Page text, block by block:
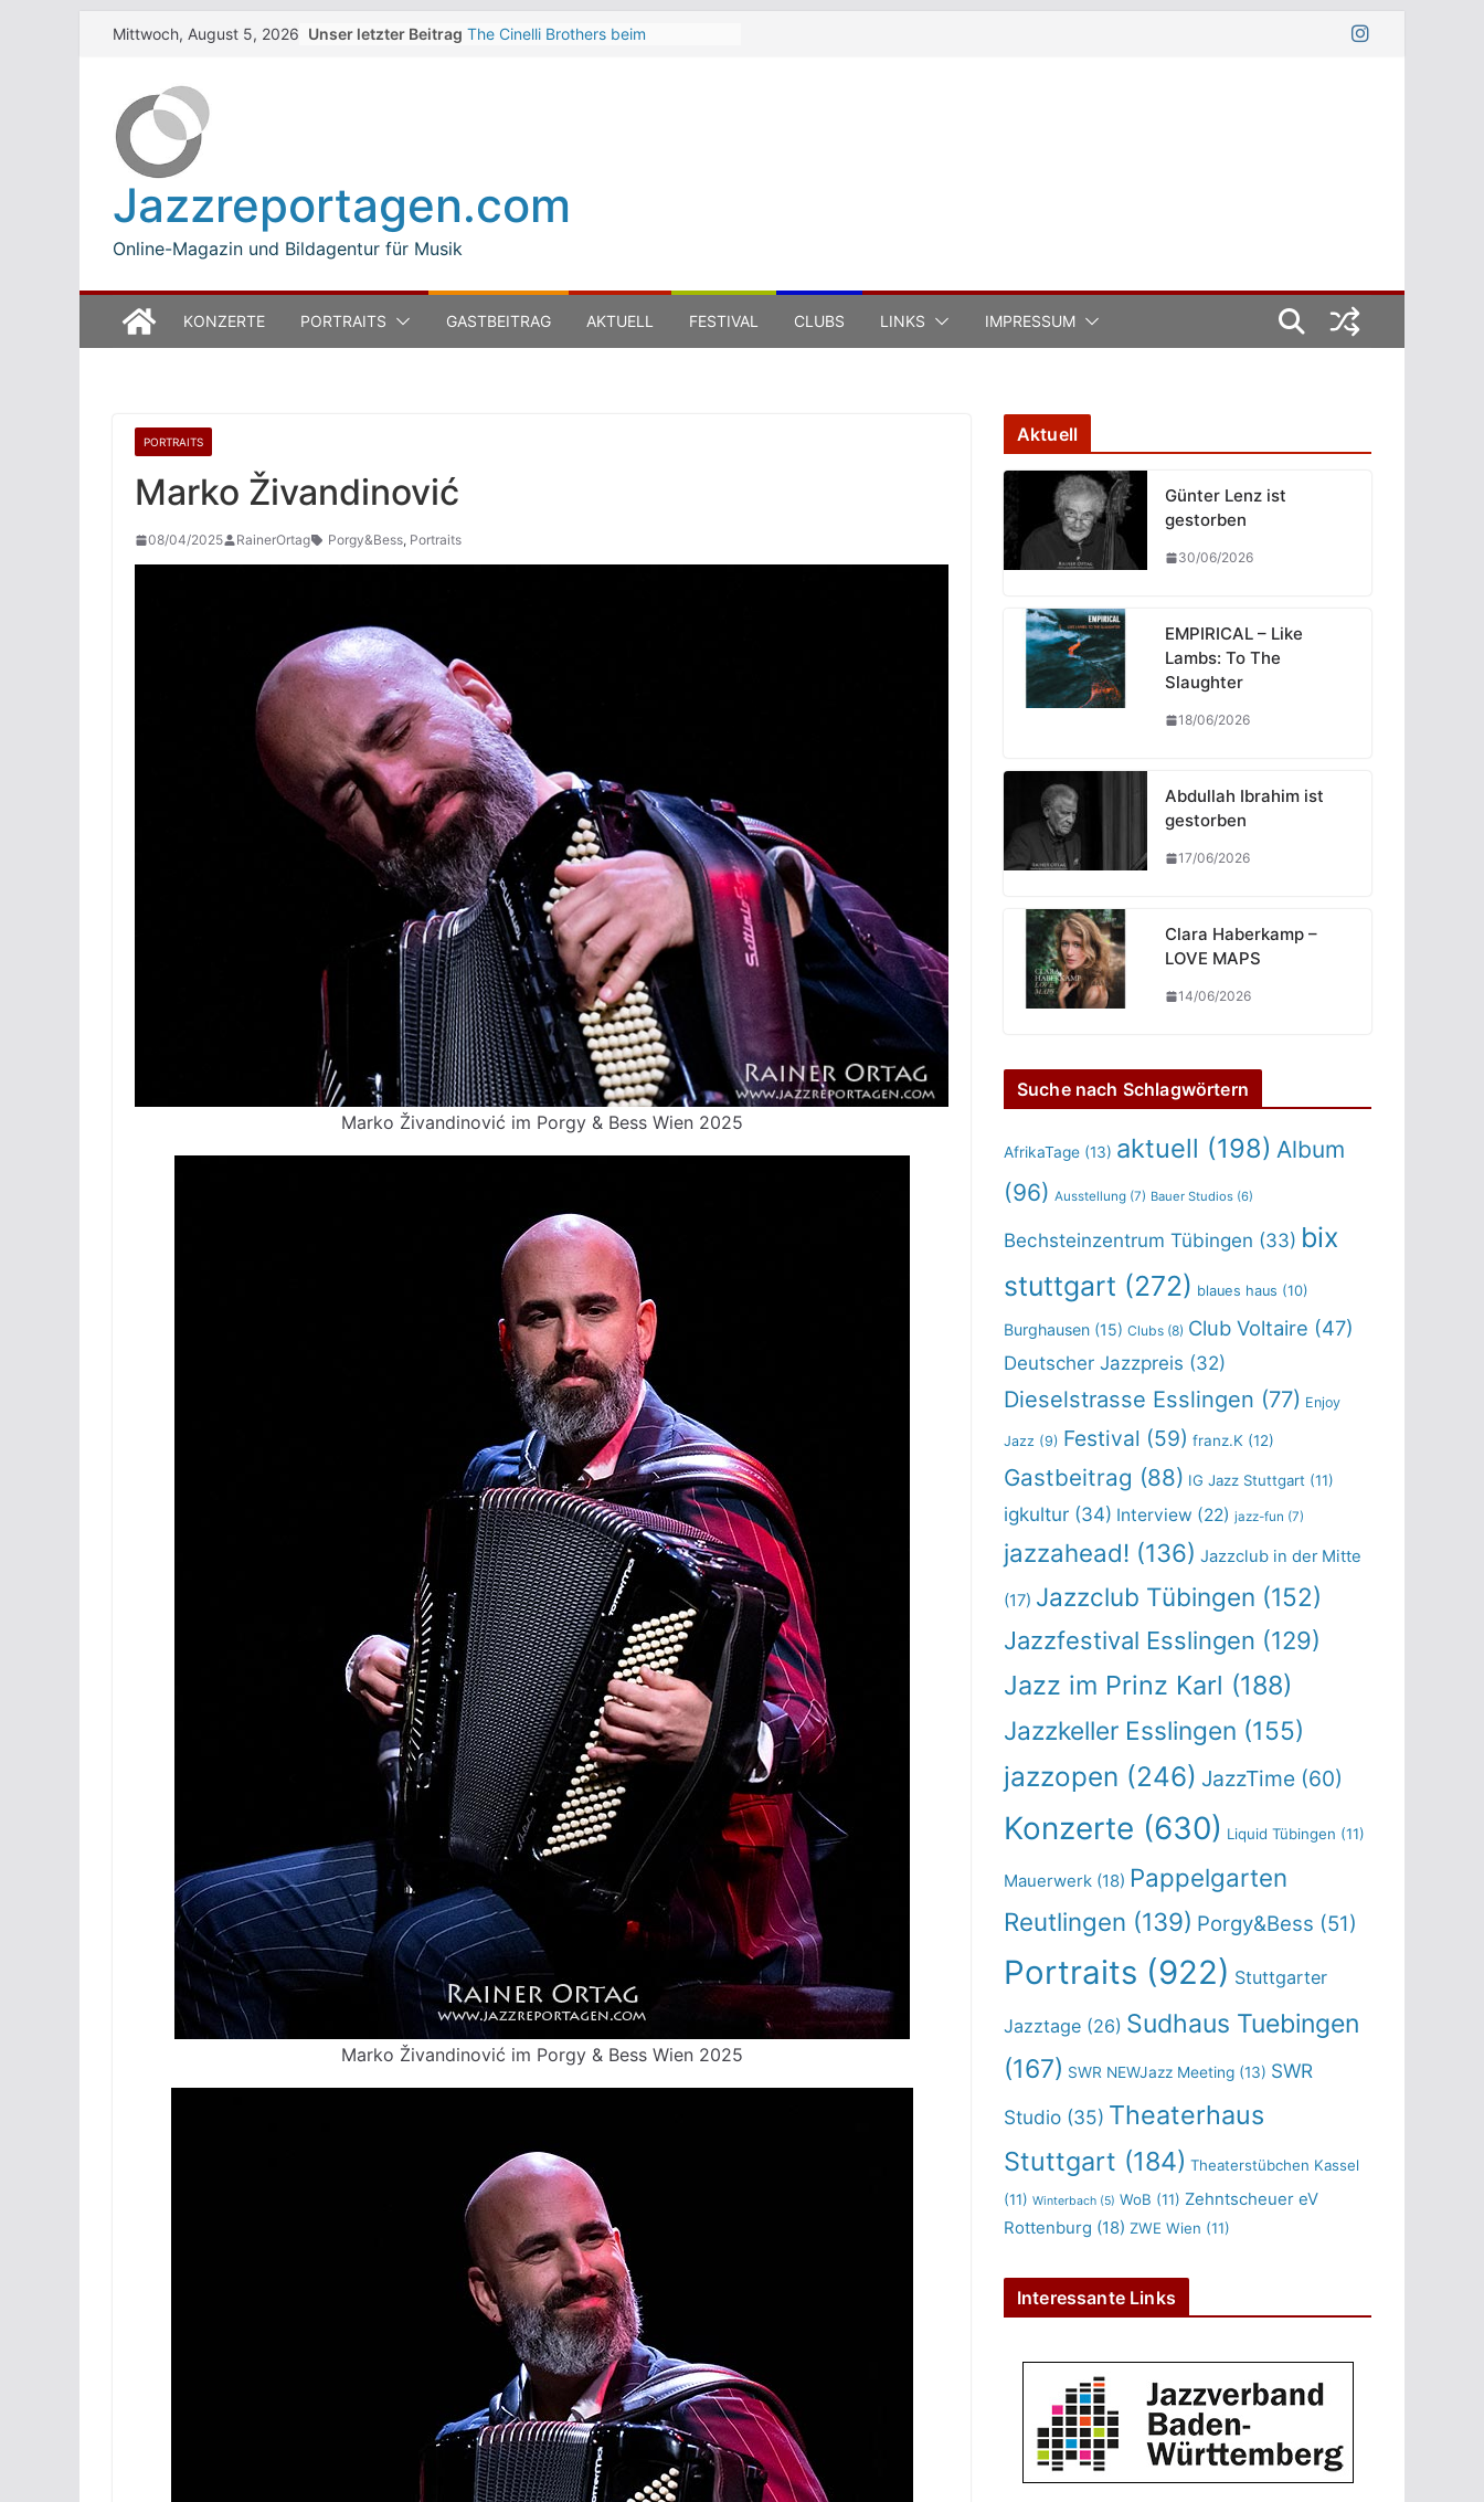
SkipMittwoch, August 5, 2026 Unser letzter Beitrag The Cinelli Brothers beim
Open Ludwigsburg 2026
Jazzreportagen.com
Online-Magazin und Bildagentur für Musik
KONZERTE PORTRAITS GASTBEITRAG AKTUELL FESTIVAL CLUBS LINKS IMPRESSUM
PORTRAITS
Marko Živandinović
08/04/2025 RainerOrtag Porgy&Bess, Portraits
Marko Živandinović im Porgy & Bess Wien 2025
Marko Živandinović im Porgy & Bess Wien 2025
Aktuell
Günter Lenz ist
gestorben
30/06/2026
EMPIRICAL – Like
Lambs: To The
Slaughter
18/06/2026
Abdullah Ibrahim ist
gestorben
17/06/2026
Clara Haberkamp –
LOVE MAPS
14/06/2026
Suche nach Schlagwörtern
AfrikaTage (13) aktuell (198) Album
(96) Ausstellung (7) Bauer Studios (6)
Bechsteinzentrum Tübingen (33) bix
stuttgart (272) blaues haus (10)
Burghausen (15) Clubs (8) Club Voltaire (47)
Deutscher Jazzpreis (32)
Dieselstrasse Esslingen (77) Enjoy
Jazz (9) Festival (59) franz.K (12)
Gastbeitrag (88) IG Jazz Stuttgart (11)
igkultur (34) Interview (22) jazz-fun (7)
jazzahead! (136) Jazzclub in der Mitte
(17) Jazzclub Tübingen (152)
Jazzfestival Esslingen (129)
Jazz im Prinz Karl (188)
Jazzkeller Esslingen (155)
jazzopen (246) JazzTime (60)
Konzerte (630) Liquid Tübingen (11)
Mauerwerk (18) Pappelgarten
Reutlingen (139) Porgy&Bess (51)
Portraits (922) Stuttgarter
Jazztage (26) Sudhaus Tuebingen
(167) SWR NEWJazz Meeting (13) SWR
Studio (35) Theaterhaus
Stuttgart (184) Theaterstübchen Kassel
(11) Winterbach (5) WoB (11) Zehntscheuer eV
Rottenburg (18) ZWE Wien (11)
Interessante Links